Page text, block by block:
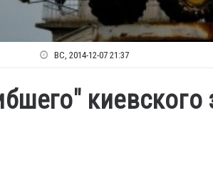
ВС, 2014-12-07 21:37